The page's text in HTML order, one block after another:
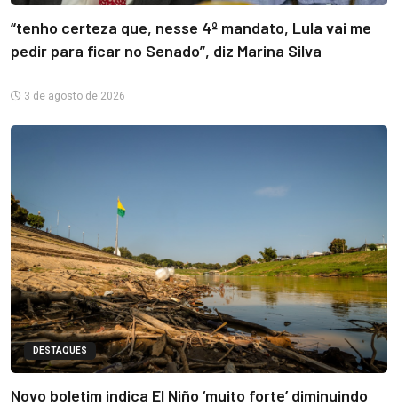
“tenho certeza que, nesse 4º mandato, Lula vai me
pedir para ficar no Senado”, diz Marina Silva
3 de agosto de 2026
DESTAQUES
Novo boletim indica El Niño ‘muito forte’ diminuindo